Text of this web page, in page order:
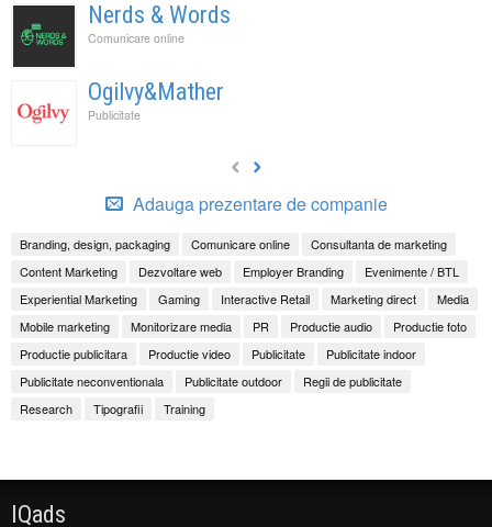
Nerds & Words
Comunicare online
Ogilvy&Mather
Publicitate
Adauga prezentare de companie
Branding, design, packaging Comunicare online
Consultanta de marketing
Content Marketing
Dezvoltare web Employer Branding
Evenimente / BTL
Experiential Marketing
Gaming Interactive Retail Marketing direct
Media
Mobile marketing
Monitorizare media PR Productie audio
Productie foto
Productie publicitara
Productie video Publicitate
Publicitate indoor
Publicitate neconventionala
Publicitate outdoor
Regii de publicitate
Research
Tipografii Training
IQads